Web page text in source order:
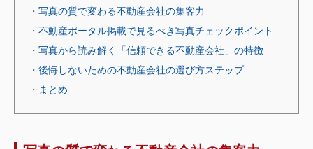
・写真の質で変わる不動産会社の集客力
・不動産ポータル掲載で見るべき写真チェックポイント
・写真から読み解く「信頼できる不動産会社」の特徴
・後悔しないための不動産会社の選び方ステップ
・まとめ